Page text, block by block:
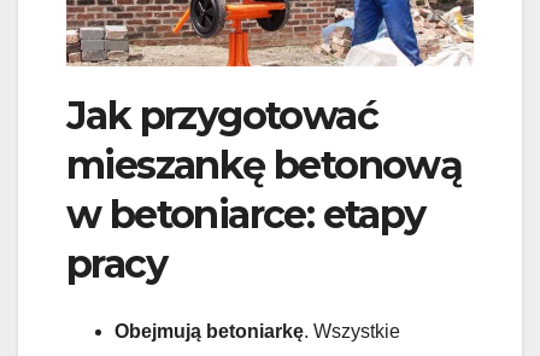
Jak przygotować
mieszankę betonową
w betoniarce: etapy
pracy
Obejmują betoniarkę. Wszystkie